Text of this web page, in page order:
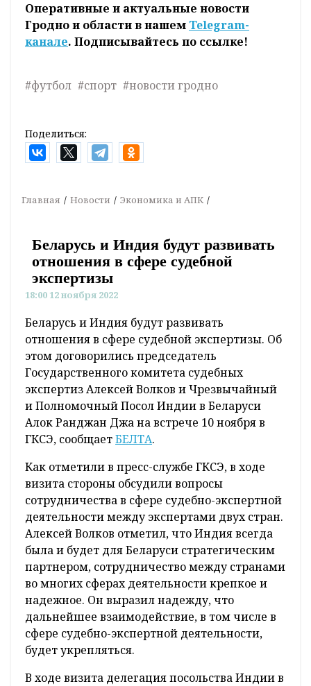
Оперативные и актуальные новости
Гродно и области в нашем Telegram-
канале. Подписывайтесь по ссылке!
#футбол #спорт #новости гродно
Поделиться:
Главная Новости Экономика и АПК
Беларусь и Индия будут развивать
отношения в сфере судебной
экспертизы
18:00 12 ноября 2022
Беларусь и Индия будут развивать
отношения в сфере судебной экспертизы. Об
этом договорились председатель
Государственного комитета судебных
экспертиз Алексей Волков и Чрезвычайный
и Полномочный Посол Индии в Беларуси
Алок Ранджан Джа на встрече 10 ноября в
ГКСЭ, сообщаетБЕЛТА.
Как отметили в пресс-службе ГКСЭ, в ходе
визита стороны обсудили вопросы
сотрудничества в сфере судебно-экспертной
Алексей Волков отметил, что Индия всегда